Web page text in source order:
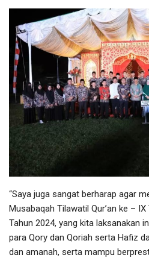
“Saya juga sangat berharap agar
Musabaqah Tilawatil Qur’an ke –
Tahun 2024, yang kita laksanakan
para Qory dan Qoriah serta Hafiz
dan amanah, serta mampu